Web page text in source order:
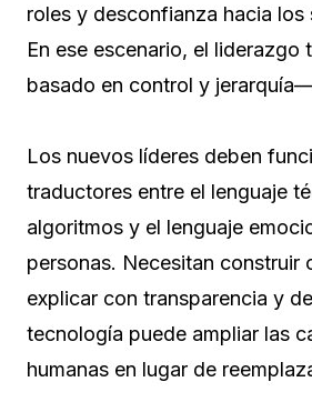
roles y desconfianza hacia los
En ese escenario, el
basado en control y
Los nuevos líderes deben
traductores entre el lenguaje
algoritmos y el lenguaje
personas. Necesitan construir
explicar con transparencia y
tecnología puede ampliar las
humanas en lugar de